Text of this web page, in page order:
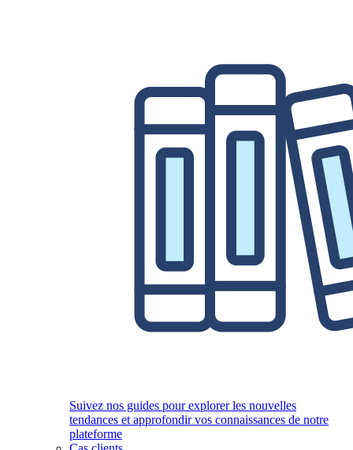
Suivez nos guides pour explorer les nouvelles
tendances et approfondir vos connaissances de notre
plateforme